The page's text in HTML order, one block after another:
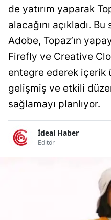
de yatırım yaparak
alacağını açıkladı.
Adobe, Topaz’ın
Firefly ve Creative
entegre ederek içerik
gelişmiş ve etkili
sağlamayı planlıyor.
İdeal Haber
Editör